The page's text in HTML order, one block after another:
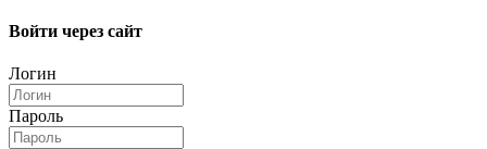
Войти через сайт
Логин
Пароль